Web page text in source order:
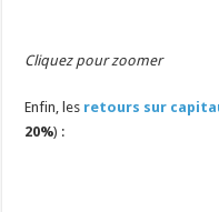
Cliquez pour zoomer
Enfin, les retours sur
20%) :